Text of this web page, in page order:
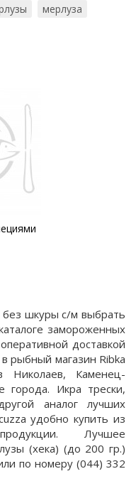
мерлуза
шкуры с/м выбрать
замороженных
доставкой
рыбный магазин Ribka
Николаев, Каменец-
города. Икра трески,
аналог лучших
удобно купить из
Лучшее
(хека) (до 200 гр.)
по номеру (044) 332